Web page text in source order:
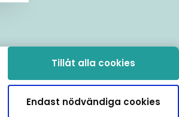
Tillåt alla cookies
Endast nödvändiga cookies